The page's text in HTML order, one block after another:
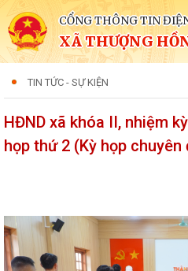
CỔNG THÔNG TIN
XÃ THƯỢNG
TIN TỨC - SỰ KIỆN
HĐND xã khóa II, nhiệm
họp thứ 2 (Kỳ họp chuyên